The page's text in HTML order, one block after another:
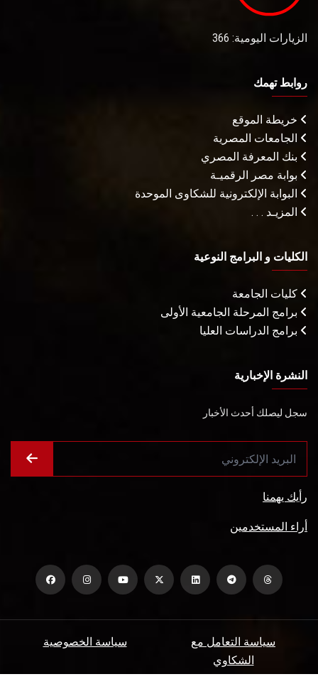
الزيارات اليومية: 366
روابط تهمك
خريطة الموقع
الجامعات المصرية
بنك المعرفة المصري
بوابة مصر الرقميـة
البوابة الإلكترونية للشكاوى الموحدة
المزيـد . . .
الكليات و البرامج النوعية
كليات الجامعة
برامج المرحلة الجامعية الأولى
برامج الدراسات العليا
النشرة الإخبارية
سجل ليصلك أحدث الأخبار
رأيك يهمنا
أراء المستخدمين
سياسة الخصوصية
سياسة التعامل مع
الشكاوي